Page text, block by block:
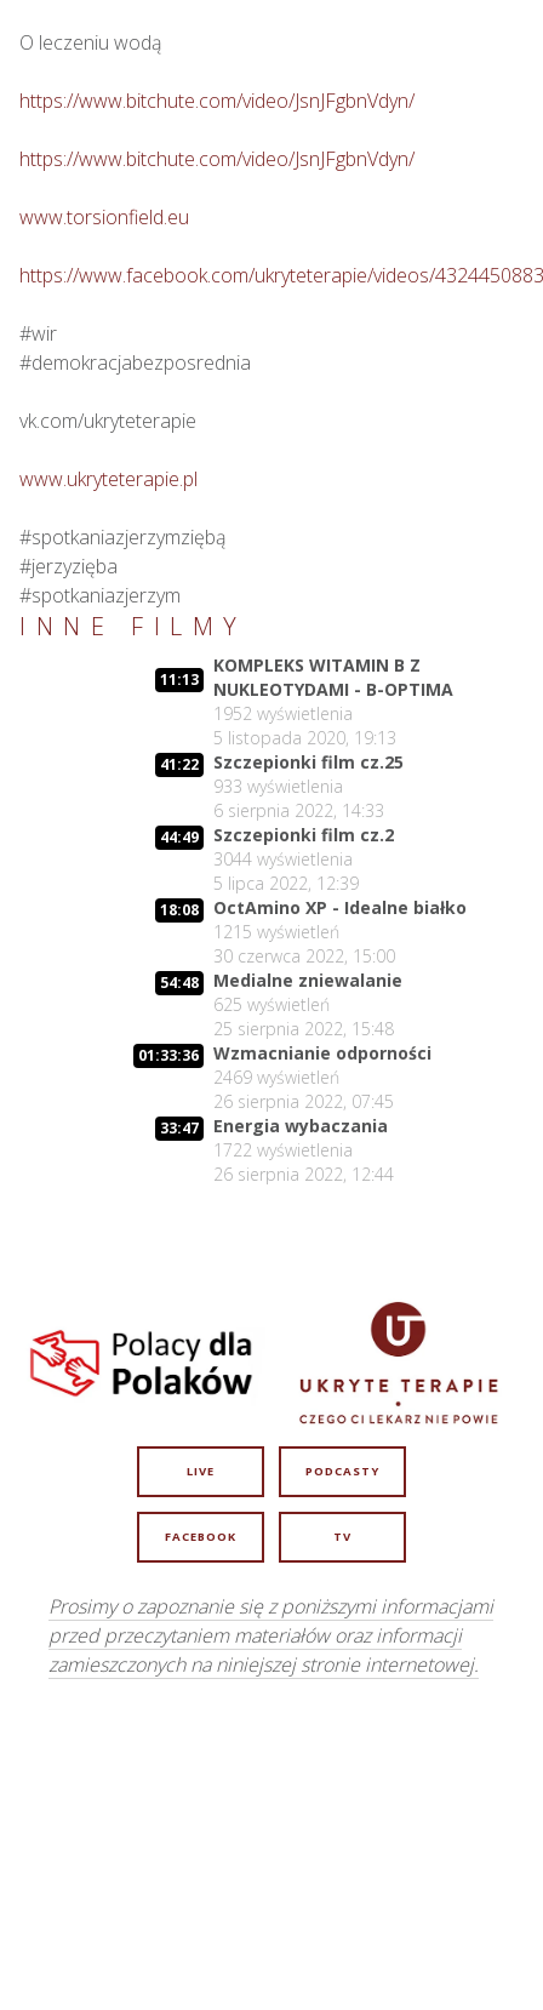
O leczeniu wodą
https://www.bitchute.com/video/JsnJFgbnVdyn/
https://www.bitchute.com/video/JsnJFgbnVdyn/
www.torsionfield.eu
https://www.facebook.com/ukryteterapie/videos/
#wir
#demokracjabezposrednia
vk.com/ukryteterapie
www.ukryteterapie.pl
#spotkaniazjerzymziębą
#jerzyzięba
#spotkaniazjerzym
INNE FILMY
11:13
KOMPLEKS WITAMIN B Z
NUKLEOTYDAMI - B-OPTIMA
1952 wyświetlenia
5 listopada 2020, 19:13
41:22
Szczepionki film cz.25
933 wyświetlenia
6 sierpnia 2022, 14:33
44:49
Szczepionki film cz.2
3044 wyświetlenia
5 lipca 2022, 12:39
18:08
OctAmino XP - Idealne białko
1215 wyświetleń
30 czerwca 2022, 15:00
54:48
Medialne zniewalanie
625 wyświetleń
25 sierpnia 2022, 15:48
01:33:36
Wzmacnianie odporności
2469 wyświetleń
26 sierpnia 2022, 07:45
33:47
Energia wybaczania
1722 wyświetlenia
26 sierpnia 2022, 12:44
LIVE PODCASTY
FACEBOOK TV
Prosimy o zapoznanie się z poniższymi informacjami
przed przeczytaniem materiałów oraz informacji
zamieszczonych na niniejszej stronie internetowej.